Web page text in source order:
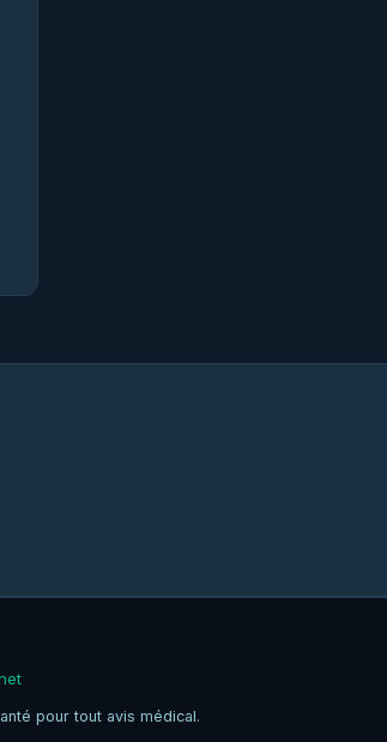
pour tout avis médical.